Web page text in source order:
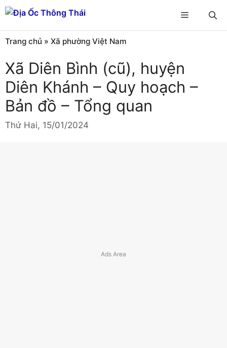
Chuyển
đến
nội
dung
Menu
Trang chủ » Xã phường Việt Nam
Xã Diên Bình (cũ), huyện
Diên Khánh – Quy hoạch –
Bản đồ – Tổng quan
Thứ Hai, 15/01/2024